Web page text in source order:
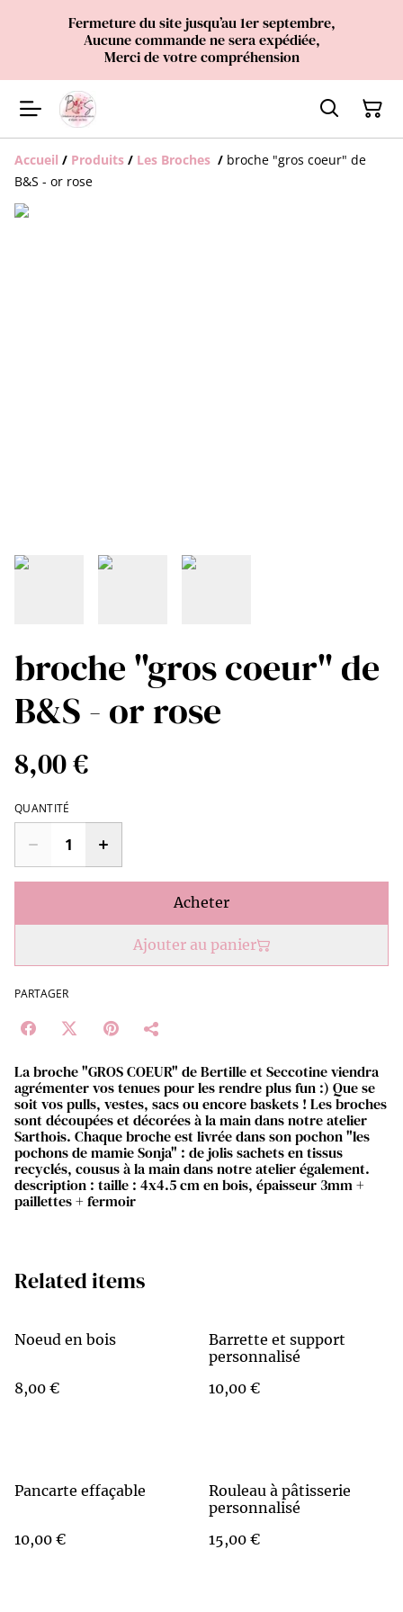
Fermeture du site jusqu’au 1er septembre,
Aucune commande ne sera expédiée,
Merci de votre compréhension
Accueil / Produits / Les Broches / broche "gros coeur" de
B&S - or rose
broche "gros coeur" de
B&S - or rose
8,00 €
QUANTITÉ
Acheter
Ajouter au panier
PARTAGER
La broche "GROS COEUR" de Bertille et Seccotine viendra
agrémenter vos tenues pour les rendre plus fun :) Que se
soit vos pulls, vestes, sacs ou encore baskets ! Les broches
sont découpées et décorées à la main dans notre atelier
Sarthois. Chaque broche est livrée dans son pochon "les
pochons de mamie Sonja" : de jolis sachets en tissus
recyclés, cousus à la main dans notre atelier également.
description : taille : 4x4.5 cm en bois, épaisseur 3mm +
paillettes + fermoir
Related items
Noeud en bois
8,00 €
Barrette et support
personnalisé
10,00 €
Pancarte effaçable
10,00 €
Rouleau à pâtisserie
personnalisé
15,00 €